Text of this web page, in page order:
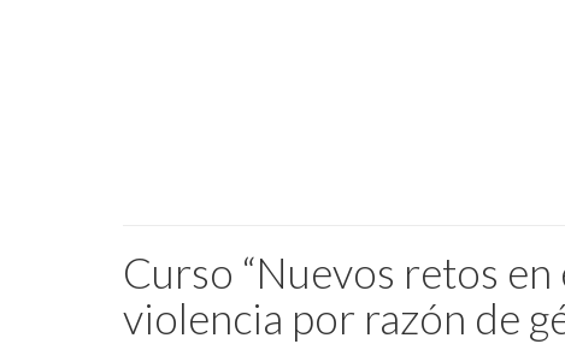
Curso “Nuevos retos
violencia por razón de